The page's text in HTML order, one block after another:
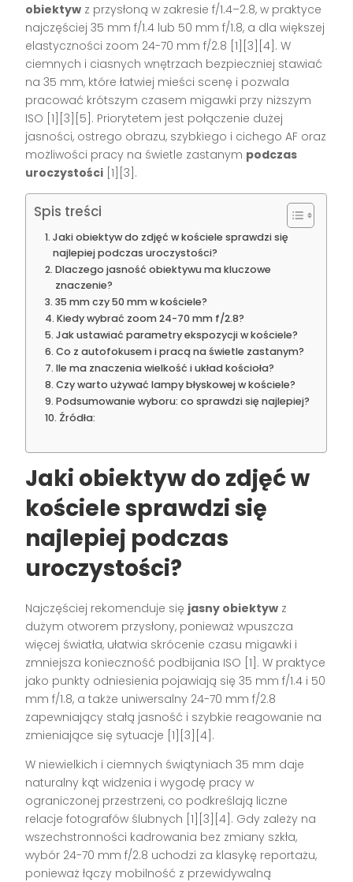
obiektyw z przysłoną w zakresie f/1.4–2.8, w praktyce
najczęściej 35 mm f/1.4 lub 50 mm f/1.8, a dla większej
elastyczności zoom 24-70 mm f/2.8 [1][3][4]. W
ciemnych i ciasnych wnętrzach bezpieczniej stawiać
na 35 mm, które łatwiej mieści scenę i pozwala
pracować krótszym czasem migawki przy niższym
ISO [1][3][5]. Priorytetem jest połączenie dużej
jasności, ostrego obrazu, szybkiego i cichego AF oraz
możliwości pracy na świetle zastanym podczas
uroczystości [1][3].
Spis treści
Jaki obiektyw do zdjęć w kościele sprawdzi się
najlepiej podczas uroczystości?
Dlaczego jasność obiektywu ma kluczowe
znaczenie?
35 mm czy 50 mm w kościele?
Kiedy wybrać zoom 24-70 mm f/2.8?
Jak ustawiać parametry ekspozycji w kościele?
Co z autofokusem i pracą na świetle zastanym?
Ile ma znaczenia wielkość i układ kościoła?
Czy warto używać lampy błyskowej w kościele?
Podsumowanie wyboru: co sprawdzi się najlepiej?
Źródła:
Jaki obiektyw do zdjęć w
kościelesprawdzi się
najlepiej podczas
uroczystości?
Najczęściej rekomenduje się jasny obiektyw z
dużym otworem przysłony, ponieważ wpuszcza
więcej światła, ułatwia skrócenie czasu migawki i
zmniejsza konieczność podbijania ISO [1]. W praktyce
jako punkty odniesienia pojawiają się 35 mm f/1.4 i 50
mm f/1.8, a także uniwersalny 24-70 mm f/2.8
zapewniający stałą jasność i szybkie reagowanie na
zmieniające się sytuacje [1][3][4].
W niewielkich i ciemnych świątyniach 35 mm daje
naturalny kąt widzenia i wygodę pracy w
ograniczonej przestrzeni, co podkreślają liczne
relacje fotografów ślubnych [1][3][4]. Gdy zależy na
wszechstronności kadrowania bez zmiany szkła,
wybór 24-70 mm f/2.8 uchodzi za klasykę reportażu,
ponieważ łączy mobilność z przewidywalną